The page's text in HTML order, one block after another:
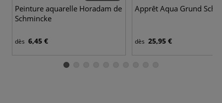
Peinture aquarelle Horadam de
Schmincke
dès 6,45 €
Apprêt Aqua Grund
dès 25,95 €